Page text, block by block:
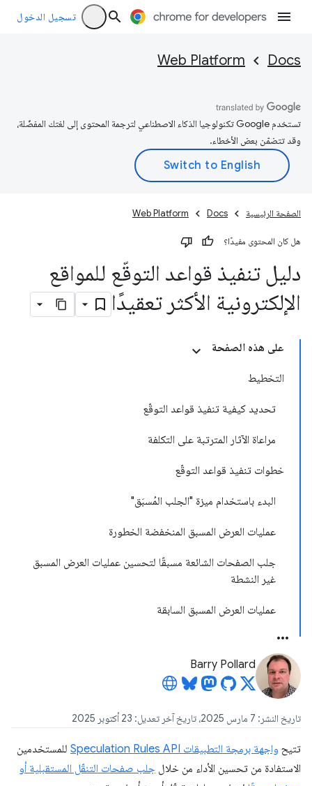
تسجيل الدخول
Docs
Web Platform
تستخدم Google تكنولوجيا الذكاء الاصطناعي لترجمة المحتوى إلى لغتك المفضّلة،
وقد تتضمّن بعض الأخطاء.
الصفحة الرئيسية Docs
Web Platform
هل كان المحتوى مفيدًا؟
دليل تنفيذ قواعد التوقّع للمواقع
الإلكترونية الأكثر تعقيدًا
على هذه الصفحة
التخطيط
تحديد كيفية تنفيذ قواعد التوقّع
مراعاة الآثار المترتبة على التكلفة
خطوات تنفيذ قواعد التوقّع
البدء باستخدام ميزة "الجلب المُسبَق"
عمليات العرض المسبق المنخفضة الخطورة
جلب الصفحات الشائعة مسبقًا لتحسين عمليات العرض المسبق
غير النشطة
عمليات العرض المسبق السابقة
Barry Pollard
تاريخ النشر: 7 مارس 2025، تاريخ آخر تعديل: 23 أكتوبر 2025
تتيح واجهة برمجة التطبيقات Speculation Rules API
للمستخدمين
الاستفادة من تحسين الأداء من خلال جلب صفحات التنقّل المستقبلية أو